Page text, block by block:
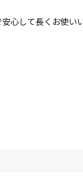
心して長くお使い